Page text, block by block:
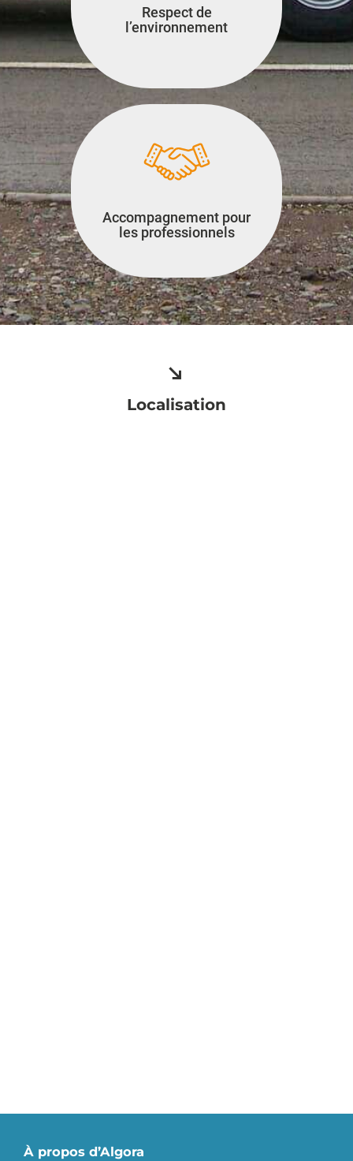
Respect de
l’environnement
Accompagnement pour
les professionnels
Localisation
À propos d’Algora